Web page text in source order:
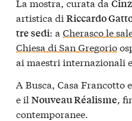
artistica di Riccardo
tre sedi: a Cherasco le
Chiesa di San Gregorio
ai maestri internazionali
A Busca, Casa Francotto
e il Nouveau Réalisme,
contemporanee.